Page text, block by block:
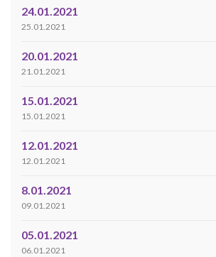
24.01.2021
25.01.2021
20.01.2021
21.01.2021
15.01.2021
15.01.2021
12.01.2021
12.01.2021
8.01.2021
09.01.2021
05.01.2021
06.01.2021